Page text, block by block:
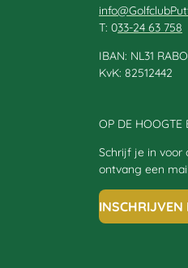
T: 033-24 63 758
IBAN: NL31
KvK: 82512442
OP DE HOOGTE
Schrijf je in voor
ontvang een
INSCHRIJVEN